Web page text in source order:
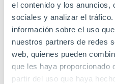
el contenido y los anuncios,
sociales y analizar el
información sobre el uso
nuestros partners de redes
web, quienes pueden
que les haya proporcionado
partir del uso que haya